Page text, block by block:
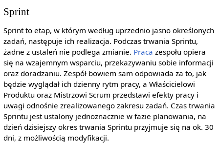
Sprint
Sprint to etap, w którym według uprzednio jasno określonych
zadań, następuje ich realizacja. Podczas trwania Sprintu,
żadne z ustaleń nie podlega zmianie. Praca zespołu opiera
się na wzajemnym wsparciu, przekazywaniu sobie informacji
oraz doradzaniu. Zespół bowiem sam odpowiada za to, jak
będzie wyglądał ich dzienny rytm pracy, a Właścicielowi
Produktu oraz Mistrzowi Scrum przedstawi efekty pracy i
uwagi odnośnie zrealizowanego zakresu zadań. Czas trwania
Sprintu jest ustalony jednoznacznie w fazie planowania, na
dzień dzisiejszy okres trwania Sprintu przyjmuje się na ok. 30
dni, z możliwością modyfikacji.